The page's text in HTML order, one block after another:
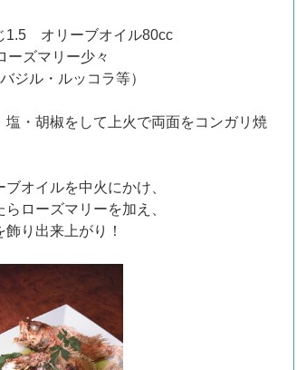
オリーブオイル80cc
マリー少々
ル・ルッコラ等）
・胡椒をして上火で両面をコンガリ焼
ルを中火にかけ、
ズマリーを加え、
出来上がり！